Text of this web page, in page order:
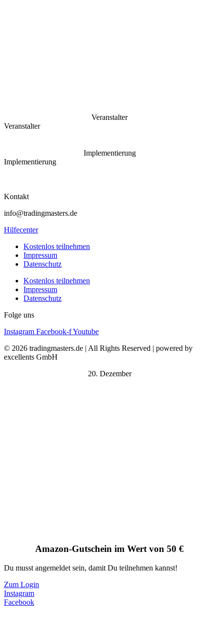
Veranstalter
Veranstalter
Implementierung
Implementierung
Kontakt
info@tradingmasters.de
Hilfecenter
Kostenlos teilnehmen
Impressum
Datenschutz
Kostenlos teilnehmen
Impressum
Datenschutz
Folge uns
Instagram Facebook-fYoutube
© 2026 tradingmasters.de | All Rights Reserved | powered by
excellents GmbH
20. Dezember
Amazon-Gutschein im Wert von 50 €
Du musst angemeldet sein, damit Du teilnehmen kannst!
Zum Login
Instagram
Facebook